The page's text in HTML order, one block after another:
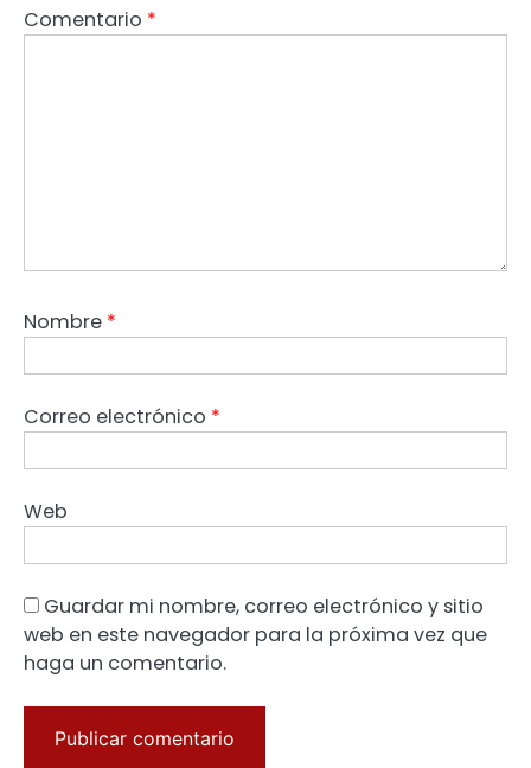
Comentario *
Nombre *
Correo electrónico *
Web
Guardar mi nombre, correo electrónico y sitio
web en este navegador para la próxima vez que
haga un comentario.